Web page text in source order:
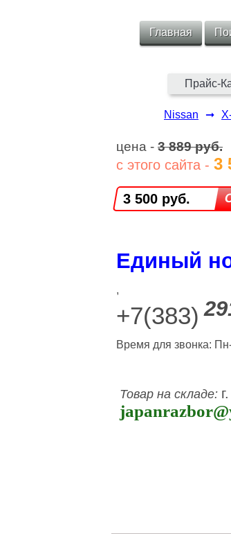
Главная
Прайс-
Nissan ➞
цена - 3 889 руб.
с этого сайта - 3
3 500 руб.
Единый
,
+7(383)
Время для звонка:
Товар на складе: